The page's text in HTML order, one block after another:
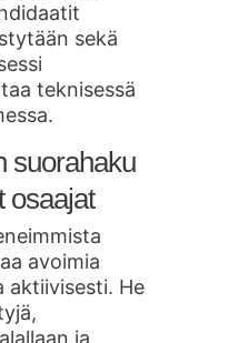
sekä
teknisessä
suorahaku
osaajat
avoimia
aktiivisesti. He
ja